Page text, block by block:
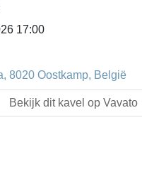
17:00
8020 Oostkamp, België
Bekijk dit kavel op Vavato